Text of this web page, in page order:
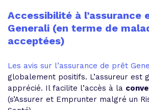
Accessibilité à l’assurance
Generali (en terme de
acceptées)
Les avis sur l’assurance de prêt
globalement positifs. L’assureur est
apprécié. Il facilite l’accès à la
(s’Assurer et Emprunter malgré un